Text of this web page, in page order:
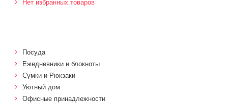
Нет избранных товаров
Посуда
Ежедневники и блокноты
Сумки и Рюкзаки
Уютный дом
Офисные принадлежности